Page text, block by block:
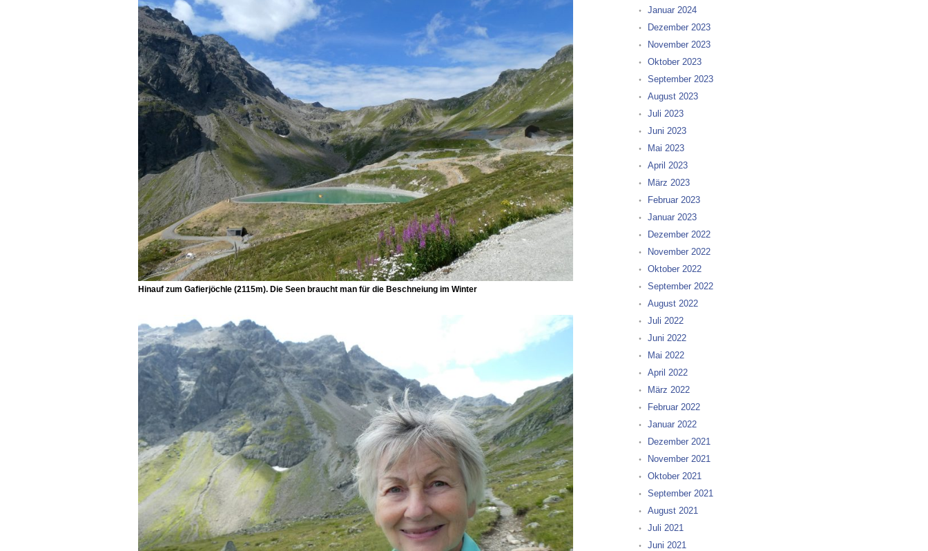
Hinauf zum Gafierjöchle(2115m). Die Seen braucht man für die Beschneiung im Winter
Januar 2024
Dezember 2023
November 2023
Oktober 2023
September 2023
August 2023
Juli 2023
Juni 2023
Mai 2023
April 2023
März 2023
Februar 2023
Januar 2023
Dezember 2022
November 2022
Oktober 2022
September 2022
August 2022
Juli 2022
Juni 2022
Mai 2022
April 2022
März 2022
Februar 2022
Januar 2022
Dezember 2021
November 2021
Oktober 2021
September 2021
August 2021
Juli 2021
Juni 2021